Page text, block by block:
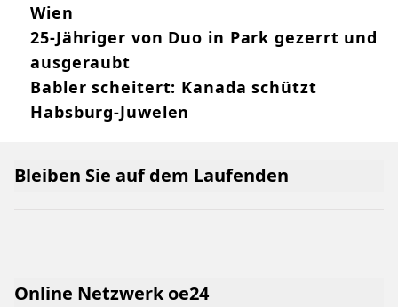
Wien
25-Jähriger von Duo in Park gezerrt und
ausgeraubt
Babler scheitert: Kanada schützt
Habsburg-Juwelen
Online Netzwerk oe24
Bleiben Sie auf dem Laufenden